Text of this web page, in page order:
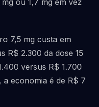
ou 1,7 mg em vez
7,5 mg custa em
R$ 2.300 da dose 15
versus R$ 1.700
a economia é de R$ 7